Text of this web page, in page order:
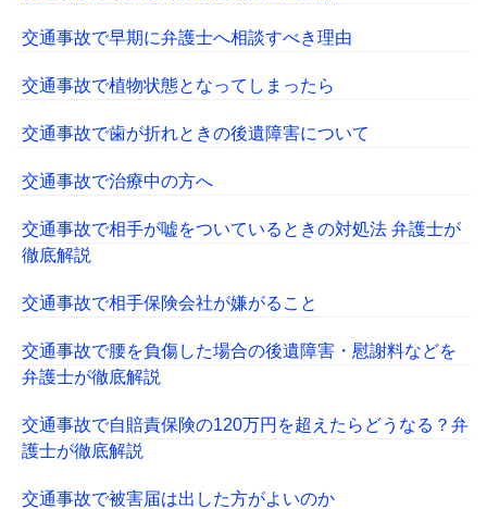
交通事故で早期に弁護士へ相談すべき理由
交通事故で植物状態となってしまったら
交通事故で歯が折れときの後遺障害について
交通事故で治療中の方へ
交通事故で相手が嘘をついているときの対処法 弁護士が
徹底解説
交通事故で相手保険会社が嫌がること
交通事故で腰を負傷した場合の後遺障害・慰謝料などを
弁護士が徹底解説
交通事故で自賠責保険の120万円を超えたらどうなる？弁
護士が徹底解説
交通事故で被害届は出した方がよいのか